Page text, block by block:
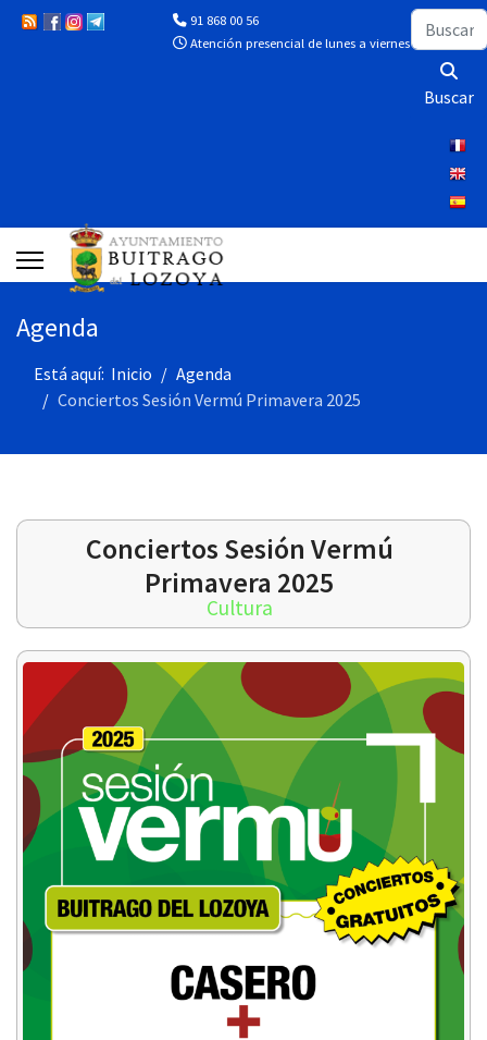
91 868 00 56
Atención presencial de lunes a viernes de 10:00 a
Buscar
Buscar
Agenda
Está aquí: Inicio
Agenda
Conciertos Sesión Vermú Primavera 2025
Conciertos Sesión Vermú
Primavera 2025
Cultura